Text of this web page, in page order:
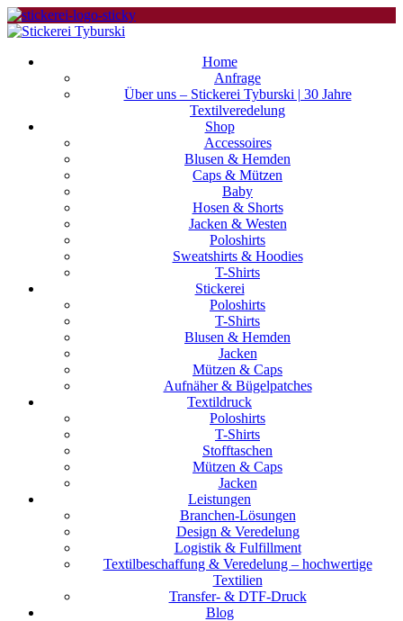
Home
Anfrage
Über uns – Stickerei Tyburski | 30 Jahre
Textilveredelung
Shop
Accessoires
Blusen & Hemden
Caps & Mützen
Baby
Hosen & Shorts
Jacken & Westen
Poloshirts
Sweatshirts & Hoodies
T-Shirts
Stickerei
Poloshirts
T-Shirts
Blusen & Hemden
Jacken
Mützen & Caps
Aufnäher & Bügelpatches
Textildruck
Poloshirts
T-Shirts
Stofftaschen
Mützen & Caps
Jacken
Leistungen
Branchen-Lösungen
Design & Veredelung
Logistik & Fulfillment
Textilbeschaffung & Veredelung – hochwertige
Textilien
Transfer- & DTF-Druck
Blog